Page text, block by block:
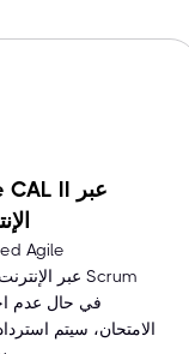
الامتحان، سيتم